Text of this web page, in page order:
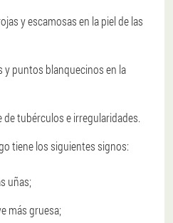
y escamosas en la piel de las
y puntos blanquecinos en la
de tubérculos e irregularidades.
tiene los siguientes signos:
uñas;
más gruesa;